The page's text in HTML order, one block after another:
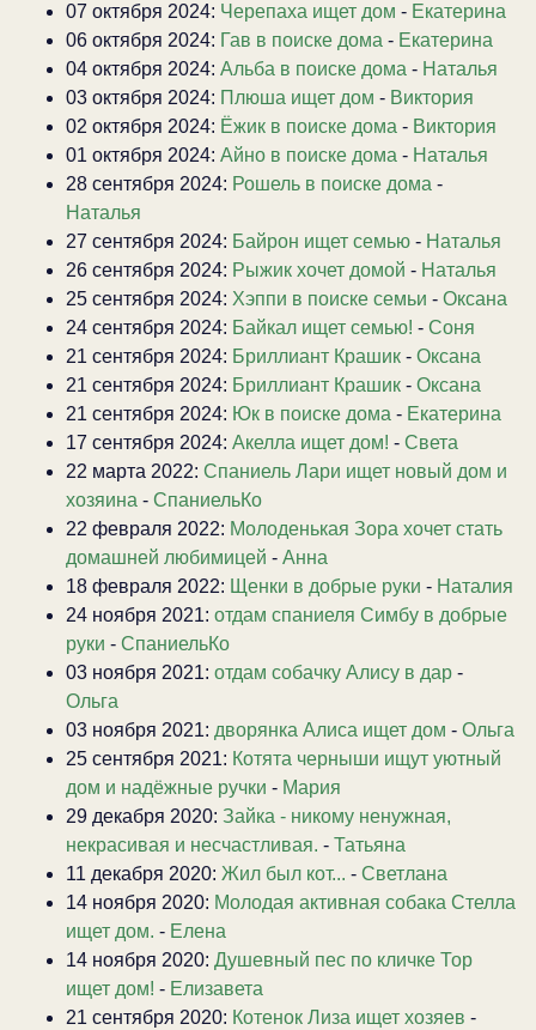
07 октября 2024: Черепаха ищет дом - Екатерина
06 октября 2024: Гав в поиске дома - Екатерина
04 октября 2024: Альба в поиске дома - Наталья
03 октября 2024: Плюша ищет дом - Виктория
02 октября 2024: Ёжик в поиске дома - Виктория
01 октября 2024: Айно в поиске дома - Наталья
28 сентября 2024: Рошель в поиске дома -
Наталья
27 сентября 2024: Байрон ищет семью - Наталья
26 сентября 2024: Рыжик хочет домой - Наталья
25 сентября 2024: Хэппи в поиске семьи - Оксана
24 сентября 2024: Байкал ищет семью! - Соня
21 сентября 2024: Бриллиант Крашик - Оксана
21 сентября 2024: Бриллиант Крашик - Оксана
21 сентября 2024: Юк в поиске дома - Екатерина
17 сентября 2024: Акелла ищет дом! - Света
22 марта 2022: Спаниель Лари ищет новый дом и
хозяина - СпаниельКо
22 февраля 2022: Молоденькая Зора хочет стать
домашней любимицей - Анна
18 февраля 2022: Щенки в добрые руки - Наталия
24 ноября 2021: отдам спаниеля Симбу в добрые
руки - СпаниельКо
03 ноября 2021: отдам собачку Алису в дар -
Ольга
03 ноября 2021: дворянка Алиса ищет дом - Ольга
25 сентября 2021: Котята черныши ищут уютный
дом и надёжные ручки - Мария
29 декабря 2020: Зайка - никому ненужная,
некрасивая и несчастливая. - Татьяна
11 декабря 2020: Жил был кот... - Светлана
14 ноября 2020: Молодая активная собака Стелла
ищет дом. - Елена
14 ноября 2020: Душевный пес по кличке Тор
ищет дом! - Елизавета
21 сентября 2020: Котенок Лиза ищет хозяев -